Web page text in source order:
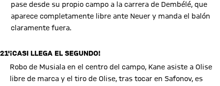
pase desde su propio campo a la carrera de Dembélé, que
aparece completamente libre ante Neuer y manda el balón
claramente fuera.
21'¡CASI LLEGA EL SEGUNDO!
Robo de Musiala en el centro del campo, Kane asiste a Olise
libre de marca y el tiro de Olise, tras tocar en Safonov, es